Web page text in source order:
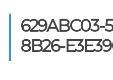
629ABC03-
8B26-